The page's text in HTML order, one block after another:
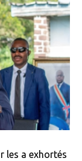
les a exhortés